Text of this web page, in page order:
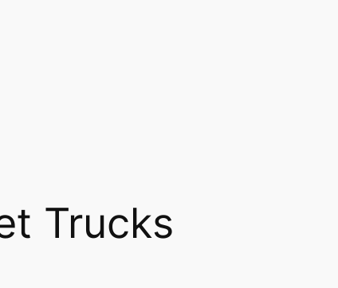
Trucks